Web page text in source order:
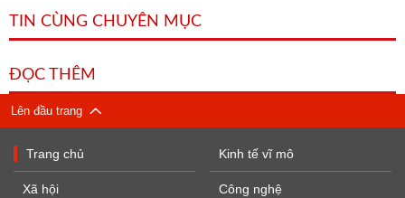
TIN CÙNG CHUYÊN MỤC
ĐỌC THÊM
Lên đầu trang
Trang chủ
Xã hội
Kinh tế vĩ mô
Công nghệ